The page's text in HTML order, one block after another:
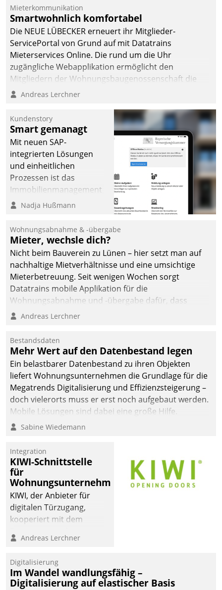
Mieterkommunikation
Smartwohnlich komfortabel
Die NEUE LÜBECKER erneuert ihr Mitglieder-
ServicePortal von Grund auf mit Datatrains
Mieterservices Online. Die rund um die Uhr
zugängliche Webapplikation ermöglicht den
Mitgliedern der Wohnungs­bau­genossenschaft die
Kontaktaufnahme per Smartphone, Tablet oder PC.
Andreas Lerchner
Kundenstory
Smart gemanagt
Mit neuen SAP-
integrierten Lösungen
und einheitlichen
Prozessen ist das
Immobilienmanagement
der Bayerischen
Ressort Kapitalanlage für
künftige Aufgaben und
Herausforderungen
gerüstet.
Nadja Hußmann
Wohnungsabnahme & -übergabe
Mieter, wechsle dich?
Nicht beim Bauverein zu Lünen – hier setzt man auf
nachhaltige Mietverhältnisse und eine umsichtige
Mieterbetreuung. Seit wenigen Wochen sorgt
Datatrains mobile Applikation für die
Wohnungsabnahme und -übergabe dafür, dass
Mieter wohlgeordnet kommen und, so es sein muss,
Andreas Lerchner
Bestandsdaten
Mehr Wert auf den Datenbestand legen
Ein belastbarer Datenbestand zu ihren Objekten
liefert Wohnungsunternehmen die Grundlage für die
Megatrends Digitalisierung und Effizienzsteigerung –
doch vielerorts muss er erst noch aufgebaut werden.
Mobile Lösungen sind dabei eine große Hilfe.
Sabine Wiedemann
Integration
KIWI-Schnittstelle
für
Wohnungsunternehmen
KIWI, der Anbieter für
digitalen Türzugang,
kooperiert mit dem
Softwareentwicklungshaus
Andreas Lerchner
Digitalisierung
Im Wandel wandlungsfähig –
Digitalisierung auf elastischer Basis